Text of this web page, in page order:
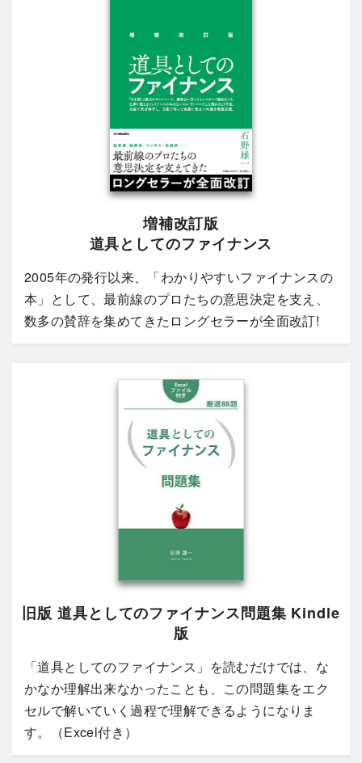
増補改訂版
道具としてのファイナンス
2005年の発行以来、「わかりやすいファイナンスの
本」として、最前線のプロたちの意思決定を支え、
数多の賛辞を集めてきたロングセラーが全面改訂!
旧版 道具としてのファイナンス問題集 Kindle
版
「道具としてのファイナンス」を読むだけでは、な
かなか理解出来なかったことも、この問題集をエク
セルで解いていく過程で理解できるようになりま
す。（Excel付き）